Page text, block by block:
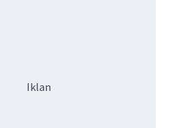
Iklan